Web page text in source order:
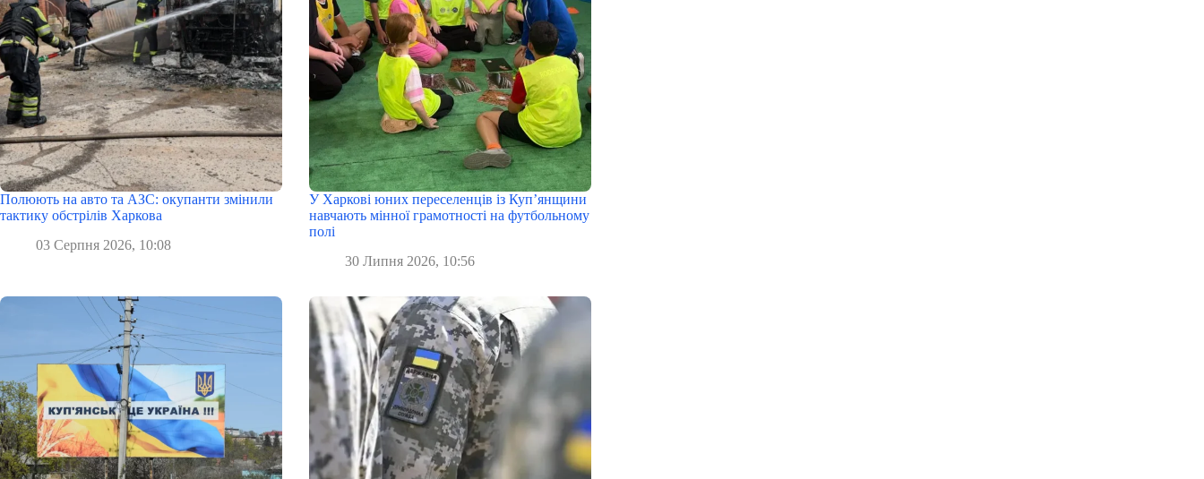
Полюють на авто та АЗС: окупанти змінили
тактику обстрілів Харкова
03 Серпня 2026, 10:08
У Харкові юних переселенців із Куп’янщини
навчають мінної грамотності на футбольному
полі
30 Липня 2026, 10:56